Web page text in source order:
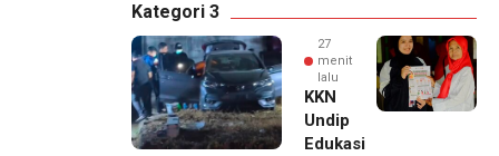
Kategori 3
27
menit
lalu
KKN
Undip
Edukasi